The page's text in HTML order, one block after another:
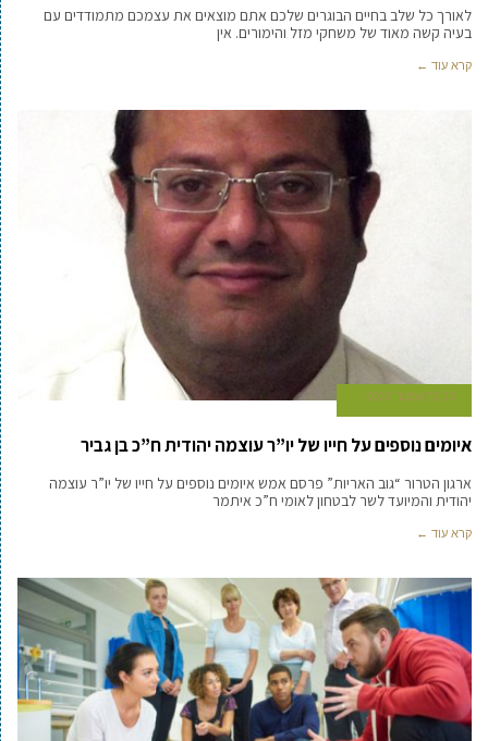
‏לאורך כל שלב בחיים הבוגרים שלכם אתם מוצאים את עצמכם מתמודדים עם
בעיה קשה מאוד של משחקי מזל והימורים. אין
קרא עוד ←
20 בדצמבר 2022
איומים נוספים על חייו של יו”ר עוצמה יהודית ח”כ בן גביר
ארגון הטרור “גוב האריות” פרסם אמש איומים נוספים על חייו של יו”ר עוצמה
יהודית והמיועד לשר לבטחון לאומי ח”כ איתמר
קרא עוד ←